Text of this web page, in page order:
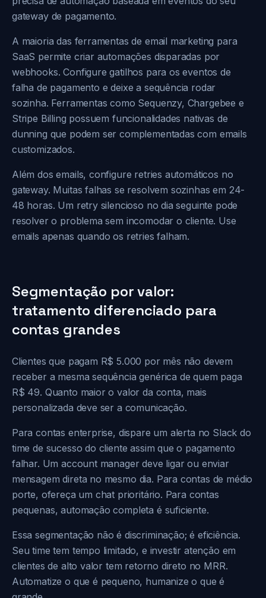
gateway de pagamento.
A maioria das ferramentas de email marketing para
SaaS permite criar automações disparadas por
webhooks. Configure gatilhos para os eventos de
falha de pagamento e deixe a sequência rodar
sozinha. Ferramentas como Sequenzy, Chargebee e
Stripe Billing possuem funcionalidades nativas de
dunning que podem ser complementadas com emails
customizados.
Além dos emails, configure retries automáticos no
gateway. Muitas falhas se resolvem sozinhas em 24-
48 horas. Um retry silencioso no dia seguinte pode
resolver o problema sem incomodar o cliente. Use
emails apenas quando os retries falham.
Segmentação por valor:
tratamento diferenciado para
contas grandes
Clientes que pagam R$ 5.000 por mês não devem
receber a mesma sequência genérica de quem paga
R$ 49. Quanto maior o valor da conta, mais
personalizada deve ser a comunicação.
Para contas enterprise, dispare um alerta no Slack do
time de sucesso do cliente assim que o pagamento
falhar. Um account manager deve ligar ou enviar
mensagem direta no mesmo dia. Para contas de médio
porte, ofereça um chat prioritário. Para contas
pequenas, automação completa é suficiente.
Essa segmentação não é discriminação; é eficiência.
Seu time tem tempo limitado, e investir atenção em
clientes de alto valor tem retorno direto no MRR.
Automatize o que é pequeno, humanize o que é